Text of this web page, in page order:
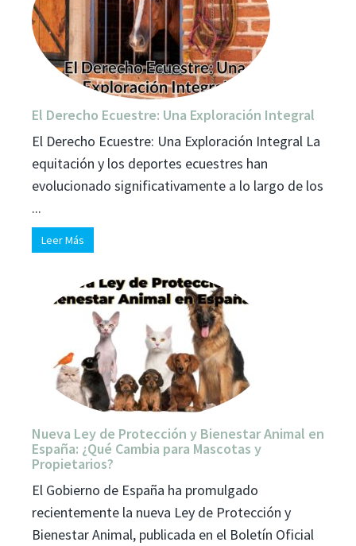
El Derecho Ecuestre: Una Exploración Integral
El Derecho Ecuestre: Una Exploración Integral La
equitación y los deportes ecuestres han
evolucionado significativamente a lo largo de los
...
Leer Más
Nueva Ley de Protección y Bienestar Animal en
España: ¿Qué Cambia para Mascotas y
Propietarios?
El Gobierno de España ha promulgado
recientemente la nueva Ley de Protección y
Bienestar Animal, publicada en el Boletín Oficial